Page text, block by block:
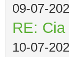
09-07-
RE:
10-07-